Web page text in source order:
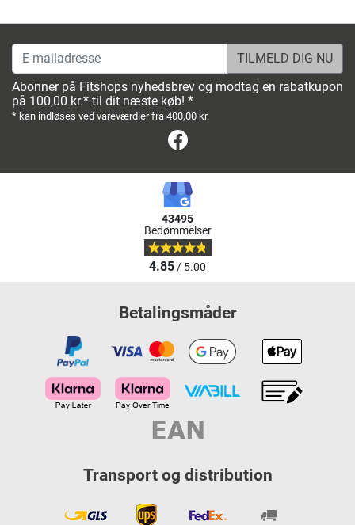
E-mailadresse
Abonner på Fitshops nyhedsbrev og modtag en rabatkupon
på 100,00 kr.* til dit næste køb! *
* kan indløses ved vareværdier fra 400,00 kr.
43495
Bedømmelser
4.85/ 5.00
Betalingsmåder
Transport og distribution